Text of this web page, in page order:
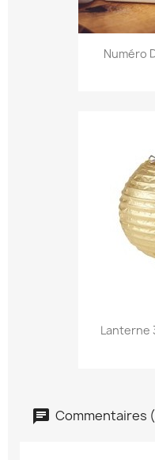
Numéro
Lanterne
Commentaires